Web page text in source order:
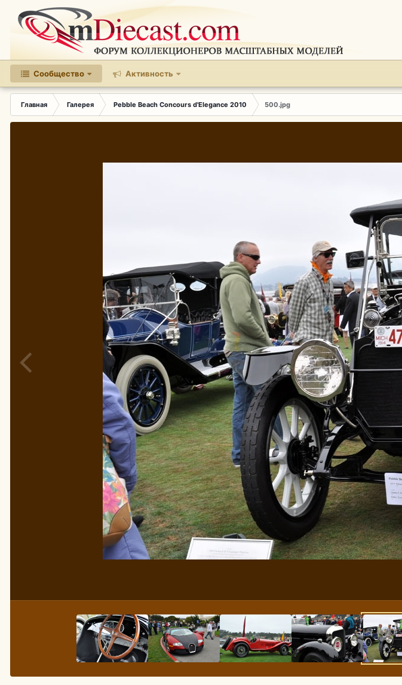
Сообщество Активность
Главная Галерея Pebble Beach Concours d'Elegance 2010 500.jpg